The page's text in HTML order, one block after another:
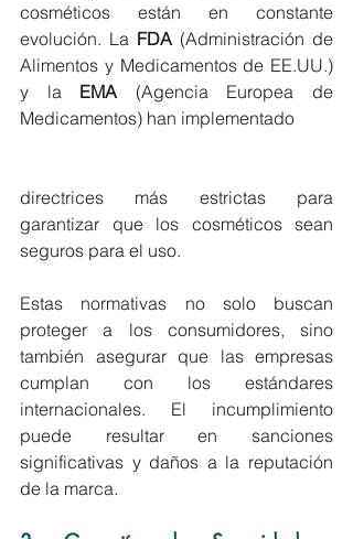
cosméticos están en constante
evolución. La FDA (Administración de
Alimentos y Medicamentos de EE.UU.)
y la EMA (Agencia Europea de
Medicamentos) han implementado
directrices más estrictas para
garantizar que los cosméticos sean
seguros para el uso.
Estas normativas no solo buscan
proteger a los consumidores, sino
también asegurar que las empresas
cumplan con los estándares
internacionales. El incumplimiento
puede resultar en sanciones
significativas y daños a la reputación
de la marca.